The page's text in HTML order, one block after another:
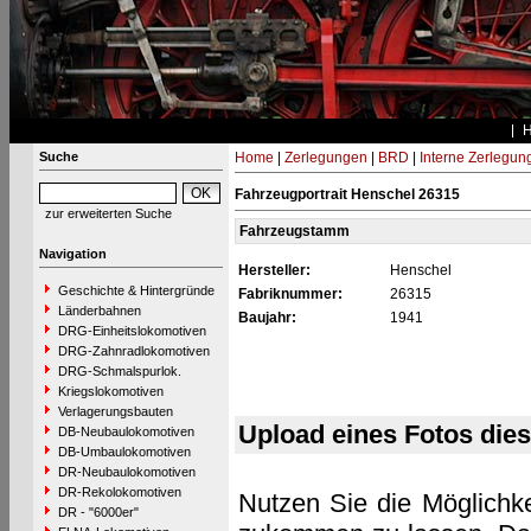
Suche
zur erweiterten Suche
Navigation
Geschichte & Hintergründe
Länderbahnen
DRG-Einheitslokomotiven
DRG-Zahnradlokomotiven
DRG-Schmalspurlok.
Kriegslokomotiven
Verlagerungsbauten
DB-Neubaulokomotiven
DB-Umbaulokomotiven
DR-Neubaulokomotiven
DR-Rekolokomotiven
DR - "6000er"
Home Zerlegungen BRD Interne
Fahrzeugportrait Henschel 26315
Fahrzeugstamm
Hersteller:
Henschel
Fabriknummer:
26315
Baujahr:
1941
Upload eines Fotos
Nutzen Sie die